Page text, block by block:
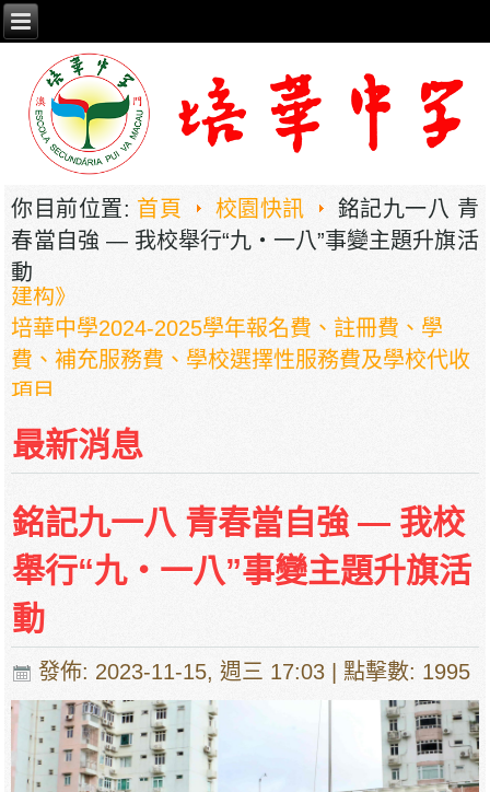
你目前位置: 首頁 校園快訊
銘記九一八 青
春當自強 — 我校舉行“九‧一八”事變主題升旗活
動
2026年职业教育国家教学成果奖申报——《普职
相融，技教生香——澳门三融六通九评教育模式
建构》
培華中學2024-2025學年報名費、註冊費、學
費、補充服務費、學校選擇性服務費及學校代收
項目
培華中學收費項目一覽表
停課通知
最新消息
銘記九一八 青春當自強 — 我校
舉行“九‧一八”事變主題升旗活
動
發佈: 2023-11-15, 週三 17:03 | 點擊數: 1995